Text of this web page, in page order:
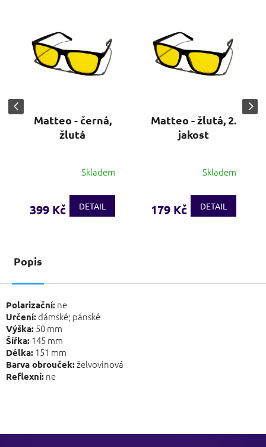
Matteo - černá,
žlutá
Skladem
399 Kč DETAIL
Matteo - žlutá, 2.
jakost
Skladem
179 Kč DETAIL
Popis
Polarizační: ne
Určení:dámské; pánské
Výška: 50 mm
Šířka: 145 mm
Délka: 151 mm
Barva obrouček:želvovinová
Reflexní: ne